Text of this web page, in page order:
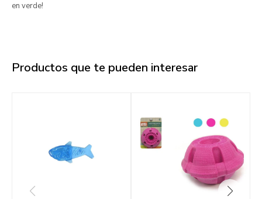
en verde!
Productos que te pueden interesar